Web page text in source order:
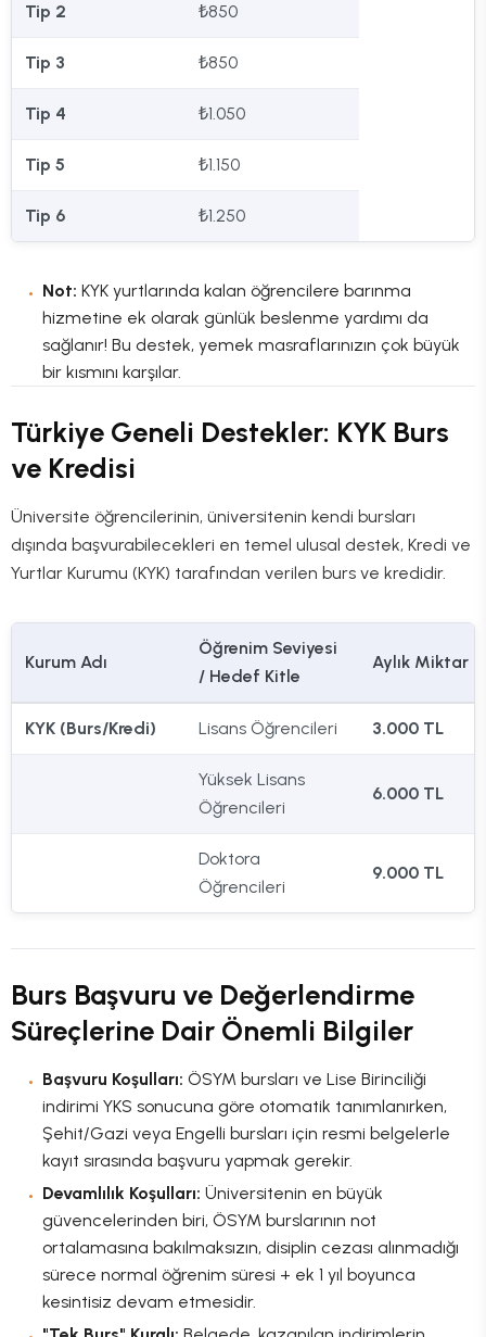
Tip 2 ₺850
Tip 3 ₺850
Tip 4 ₺1.050
Tip 5 ₺1.150
Tip 6 ₺1.250
Not: KYK yurtlarında kalan öğrencilere barınma
hizmetine ek olarak günlük beslenme yardımı da
sağlanır! Bu destek, yemek masraflarınızın çok büyük
bir kısmını karşılar.
Türkiye Geneli Destekler: KYK Burs
ve Kredisi
Üniversite öğrencilerinin, üniversitenin kendi bursları
dışında başvurabilecekleri en temel ulusal destek, Kredi ve
Yurtlar Kurumu (KYK) tarafından verilen burs ve kredidir.
Kurum Adı
Öğrenim Seviyesi
/ Hedef Kitle
Aylık Miktar
KYK (Burs/Kredi) Lisans Öğrencileri 3.000 TL
Yüksek Lisans
Öğrencileri
6.000 TL
Doktora
Öğrencileri
9.000 TL
Burs Başvuru ve Değerlendirme
Süreçlerine Dair Önemli Bilgiler
Başvuru Koşulları: ÖSYM bursları ve Lise Birinciliği
indirimi YKS sonucuna göre otomatik tanımlanırken,
Şehit/Gazi veya Engelli bursları için resmi belgelerle
kayıt sırasında başvuru yapmak gerekir.
Devamlılık Koşulları: Üniversitenin en büyük
güvencelerinden biri, ÖSYM burslarının not
ortalamasına bakılmaksızın, disiplin cezası alınmadığı
sürece normal öğrenim süresi + ek 1 yıl boyunca
kesintisiz devam etmesidir.